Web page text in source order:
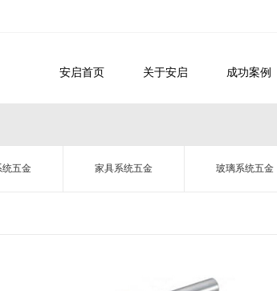
安启首页 关于安启 成功案例
五金 家具系统五金 玻璃系统五金